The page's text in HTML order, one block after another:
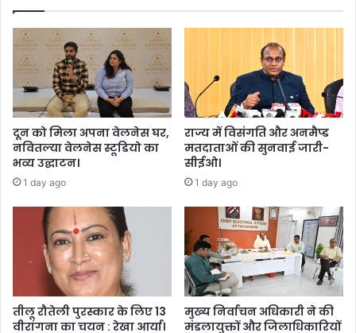
दून को मिला अपना वेलनेस घर,
नवितल्या वेलनेस स्टूडियो का
भव्य उद्घाटन।
1 day ago
राज्य में विसंगति और अनमैप्ड
मतदाताओं की सुनवाई जारी-
सीईओ।
1 day ago
तीलू रौतेली पुरस्कार के लिए 13
वीरांगना का चयन : रेखा आर्या।
मुख्य निर्वाचन अधिकारी ने की
मंडलायुक्तों और जिलाधिकारियों